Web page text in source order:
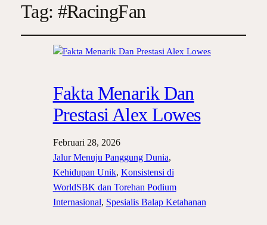
Tag: #RacingFan
Fakta Menarik Dan
Prestasi Alex Lowes
Februari 28, 2026
Jalur Menuju Panggung Dunia
Kehidupan Unik, Konsistensi di
WorldSBK dan Torehan Podium
Internasional, Spesialis Balap Ketahanan